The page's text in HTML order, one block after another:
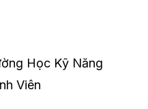
Học Kỹ Năng
Viên